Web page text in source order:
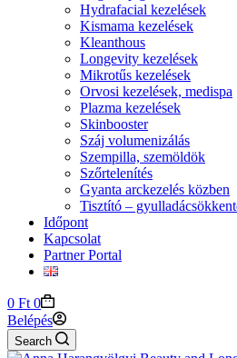
Hydrafacial kezelések
Kismama kezelések
Kleanthous
Longevity kezelések
Mikrotűs kezelések
Orvosi kezelések, medispa
Plazma kezelések
Skinbooster
Száj volumenizálás
Szempilla, szemöldök
Szőrtelenítés
Gyanta arckezelés közben
Tisztító –
Időpont
Kapcsolat
Partner Portal
Shopping
cart
0 Ft 0
Belépés
Search